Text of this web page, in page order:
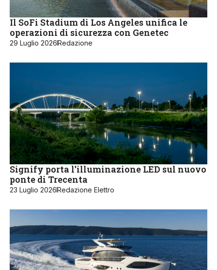
Il SoFi Stadium di Los Angeles unifica le
operazioni di sicurezza con Genetec
29 Luglio 2026Redazione
Signify porta l’illuminazione LED sul nuovo
ponte di Trecenta
23 Luglio 2026Redazione Elettro